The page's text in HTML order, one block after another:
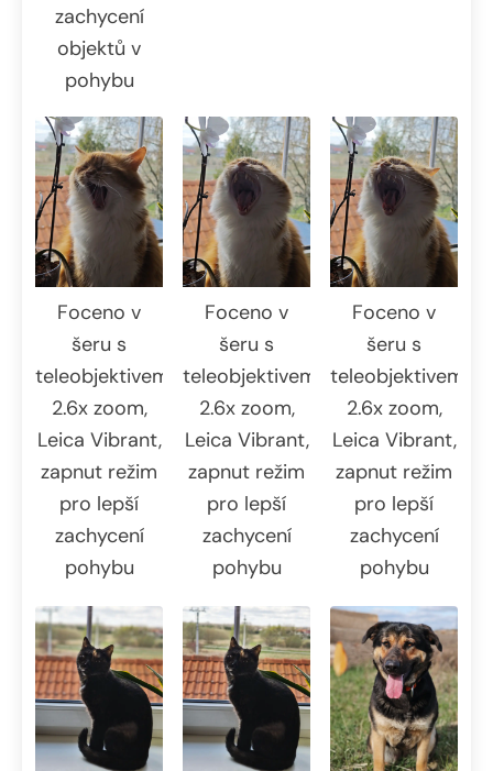
zachycení
objektů v
pohybu
Foceno v
šeru s
teleobjektivem
2.6x zoom,
Leica Vibrant,
zapnut režim
pro lepší
zachycení
pohybu
Foceno v
šeru s
teleobjektivem
2.6x zoom,
Leica Vibrant,
zapnut režim
pro lepší
zachycení
pohybu
Foceno v
šeru s
teleobjektivem
2.6x zoom,
Leica Vibrant,
zapnut režim
pro lepší
zachycení
pohybu